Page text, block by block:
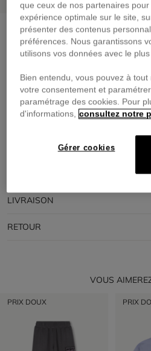
Sweat à
59,00 €
Payez en 4 fois sans frais avec
🔒Paiement sécurisé & retours
DESCRIPTION
COMPOSITION
LIVRAISON
RETOUR
VOUS
PRIX DOUX PRIX
que ceux de nos partenaires
expérience optimale sur le site,
présenter des contenus
préférences. Nous garantissons
utilisons vos données avec le
Bien entendu, vous pouvez à
votre consentement et
paramétrage des cookies. Pour
d'informations, consultez notre
Gérer cookies